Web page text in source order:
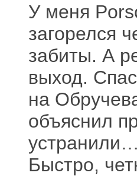
У меня
загорелся
забиты. А
выход.
на
объяснил
Быстро,